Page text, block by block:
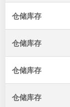
仓储库存
仓储库存
仓储库存
仓储库存